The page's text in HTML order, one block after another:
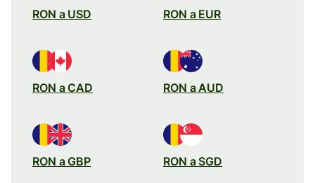
RON a USD RON a EUR
RON a CAD RON a AUD
RON a GBP RON a SGD